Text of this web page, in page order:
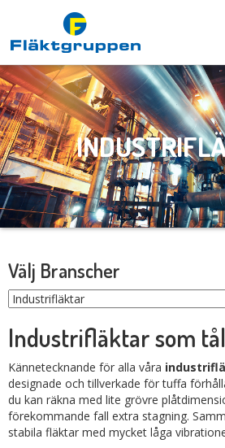
Välj Branscher
Industrifläktar som
Kännetecknande för alla våra
designade och tillverkade för tuffa
du kan räkna med lite grövre
förekommande fall extra stagning.
stabila fläktar med mycket låga